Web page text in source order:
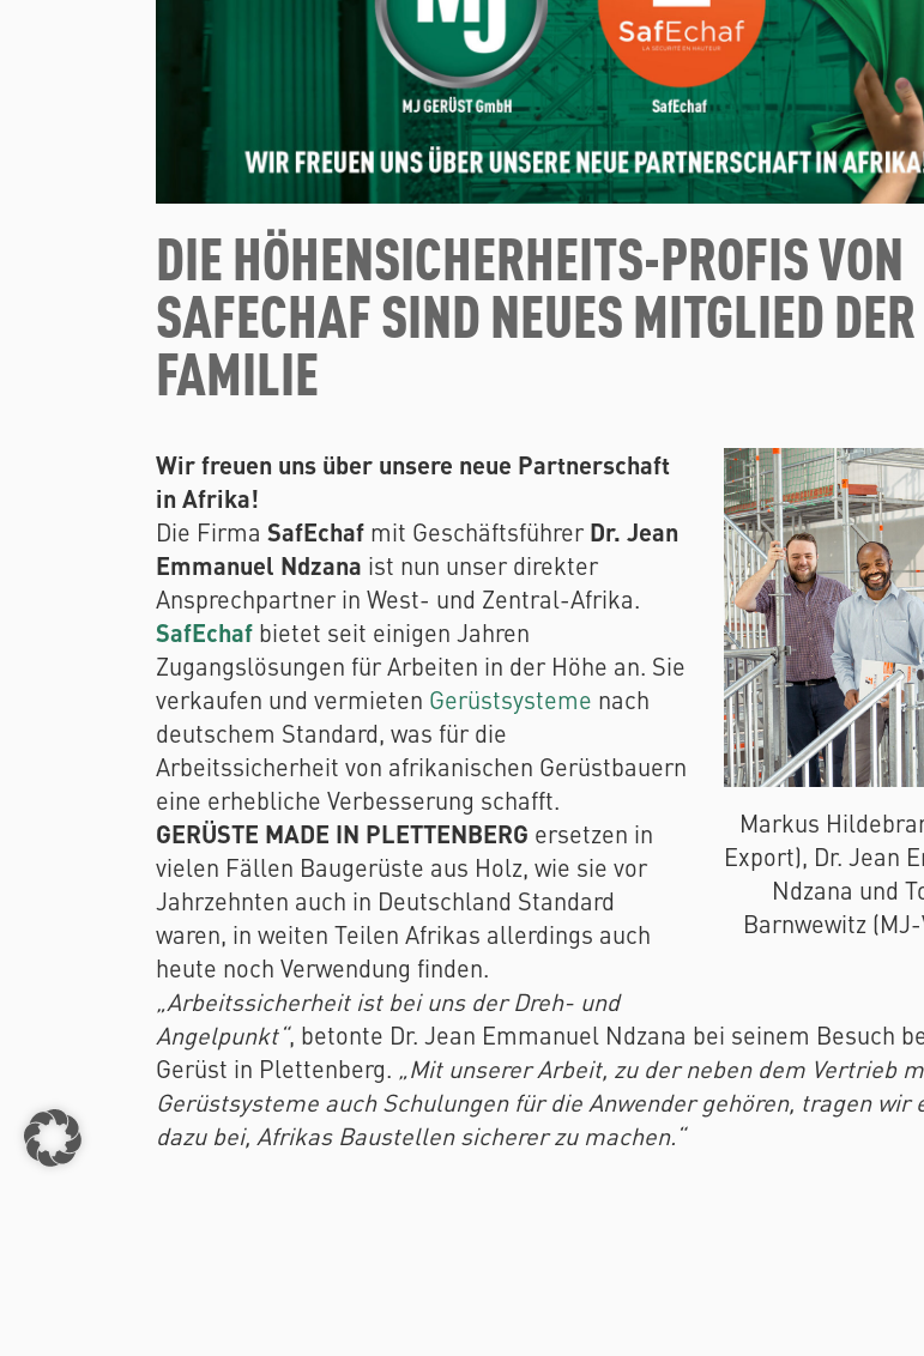
DIE HÖHENSICHERHEITS-PROFIS VON
SAFECHAF SIND NEUES MITGLIED
FAMILIE
Markus
Export), Dr. Jean
Ndzana und
Barnwewitz
Wir freuen uns über unsere neue Partnerschaft
in Afrika!
Die FirmaSafEchaf mit Geschäftsführer Dr. Jean
Emmanuel Ndzana ist nun unser direkter
Ansprechpartner in West- und Zentral-Afrika.
SafEchaf bietet seit einigen Jahren
Zugangslösungen für Arbeiten in der Höhe an. Sie
verkaufen und vermieten Gerüstsysteme nach
deutschem Standard, was für die
Arbeitssicherheit von afrikanischen Gerüstbauern
eine erhebliche Verbesserung schafft.
GERÜSTE MADE IN PLETTENBERG ersetzen in
vielen Fällen Baugerüste aus Holz, wie sie vor
Jahrzehnten auch in Deutschland Standard
waren, in weiten Teilen Afrikas allerdings auch
heute noch Verwendung finden.
„Arbeitssicherheit ist bei uns der Dreh- und
Angelpunkt“, betonte Dr. Jean Emmanuel Ndzana bei seinem Besuch
Gerüst in Plettenberg. „Mit unserer Arbeit, zu der neben dem Vertrieb
Gerüstsysteme auch Schulungen für die Anwender gehören, tragen wir
dazu bei, Afrikas Baustellen sicherer zu machen.“